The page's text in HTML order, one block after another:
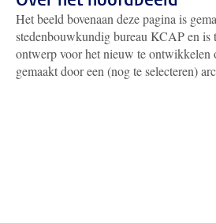
Het beeld bovenaan deze pagina is
stedenbouwkundig bureau KCAP en is
ontwerp voor het nieuw te
gemaakt door een (nog te selecteren)